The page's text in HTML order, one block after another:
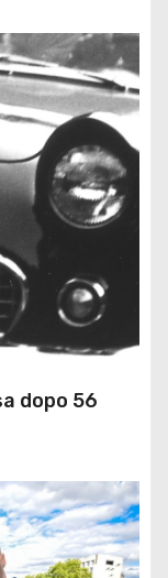
dopo 56